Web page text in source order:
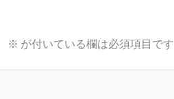
※ が付いている欄は必須項目です